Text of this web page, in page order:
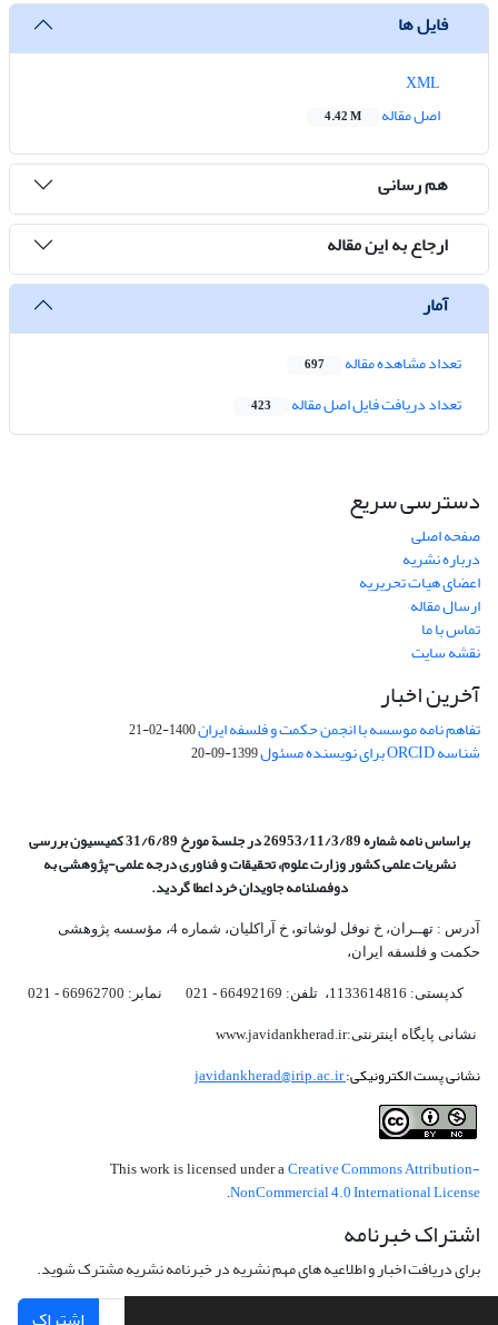
فایل ها
اصل مقاله
4.42 M
هم رسانی
ارجاع به این مقاله
آمار
تعداد مشاهده مقاله 697
تعداد دریافت فایل اصل مقاله 423
دسترسی سریع
صفحه اصلی
درباره نشریه
اعضای هیات تحریریه
ارسال مقاله
تماس با ما
نقشه سایت
آخرین اخبار
تفاهم نامه موسسه با انجمن حکمت و فلسفه ایران1400-02-21
شناسه ORCID برای نویسنده مسئول 1399-09-20
براساس نامه شماره 26953/11/3/89 در جلسة مورخ 31/6/89 کمیسیون
بررسی
نشریات علمی کشور وزارت علوم، تحقیقات و فناوری درجه علمی‌-پژوهشیبه
دوفصلنامه جاویدان خرد اعطا گردید.
آدرس : تهــران، خ نوفل لوشاتو، خ آراکلیان، شماره 4،‌ مؤسسه پژوهشی
حکمت و فلسفه ایران،‌
کدپستی: 1133614816، تلفن: 66492169 - 021 نمابر: 66962700 - 021
نشانی پایگاه اینترنتی:www.javidankherad.ir
نشانی پست الکترونیکی:javidankherad@irip.ac.ir
This work is licensed under a Creative Commons Attribution-
NonCommercial 4.0 International License
.
اشتراک خبرنامه
برای دریافت اخبار و اطلاعیه های مهم نشریه در خبرنامه نشریه مشترک شوید.